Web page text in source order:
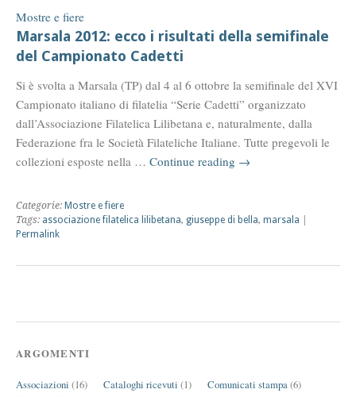
Mostre e fiere
Marsala 2012: ecco i risultati della semifinale
del Campionato Cadetti
Si è svolta a Marsala (TP) dal 4 al 6 ottobre la semifinale del XVI
Campionato italiano di filatelia “Serie Cadetti” organizzato
dall’Associazione Filatelica Lilibetana e, naturalmente, dalla
Federazione fra le Società Filateliche Italiane. Tutte pregevoli le
collezioni esposte nella … Continue reading →
Categorie: Mostre e fiere
Tags: associazione filatelica lilibetana, giuseppe di bella, marsala
Permalink
ARGOMENTI
Associazioni (16) Cataloghi ricevuti (1) Comunicati stampa (6)